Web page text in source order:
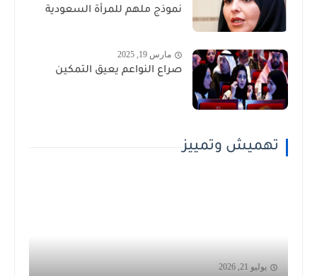
نموذج ملهم للمرأة السعودية
مارس 19, 2025
صراع النواعم يعيق التمكين
تهميش وتمييز
يوليو 21, 2026